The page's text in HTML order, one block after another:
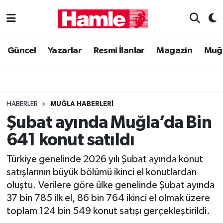
Güncel Yazarlar Resmi İlanlar Magazin
HABERLER MUĞLA HABERLERI
Şubat ayında Muğla’da Bin
641 konut satıldı
Türkiye genelinde 2026 yılı Şubat ayında konut
satışlarının büyük bölümü ikinci el konutlardan
oluştu. Verilere göre ülke genelinde Şubat ayında
37 bin 785 ilk el, 86 bin 764 ikinci el olmak üzere
toplam 124 bin 549 konut satışı gerçekleştirildi.
Güncel
Magazin
Muğla Haber
Siyaset
Muğla Nöbetçi Eczaneler
Muğla Trafik Yoğunluk Haritası
Süper Lig Puan Durumu ve Fikstür
Tüm Manşetler
Son Dakika Haberleri
Haber Arşivi